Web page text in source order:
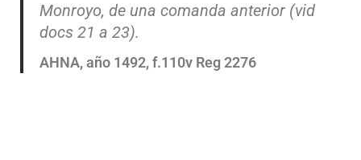
Monroyo, de una comanda anterior (vid
docs 21 a 23).
AHNA, año 1492, f.110v Reg 2276